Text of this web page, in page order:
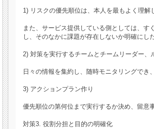
1) リスクの優先順位は、本人を最もよく理
また、サービス提供している側としては、
し、そのなかに課題が存在しないか明確にした
2) 対策を実行するチームとチームリーダー、
日々の情報を集約し、随時モニタリングでき
3) アクションプラン作り
優先順位の第何位まで実行するか決め、留意
対策3. 役割分担と目的の明確化